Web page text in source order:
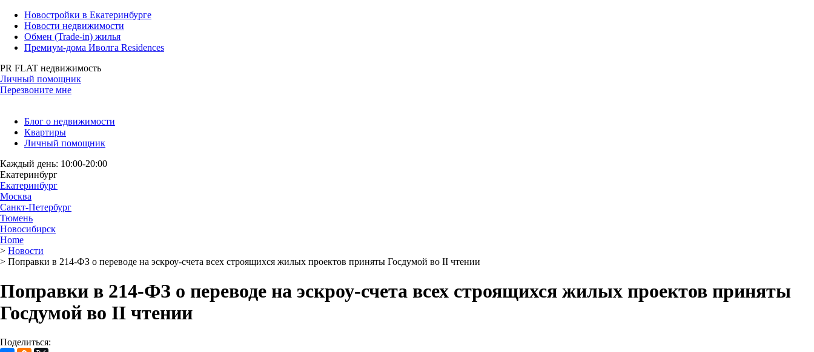
Новостройки в Екатеринбурге
Новости недвижимости
Обмен (Trade-in) жилья
Премиум-дома Иволга Residences
PR FLAT недвижимость
Личный помощник
Перезвоните мне
Блог о недвижимости
Квартиры
Личный помощник
Каждый день: 10:00-20:00
Екатеринбург
Екатеринбург
Москва
Санкт-Петербург
Тюмень
Новосибирск
Home
> Новости
> Поправки в 214-ФЗ о переводе на эскроу-счета всех строящихся жилых проектов приняты Госдумой во II чтении
Поправки в 214-ФЗ о переводе на эскроу-счета всех строящихся жилых проектов приняты
Госдумой во II чтении
Поделиться: